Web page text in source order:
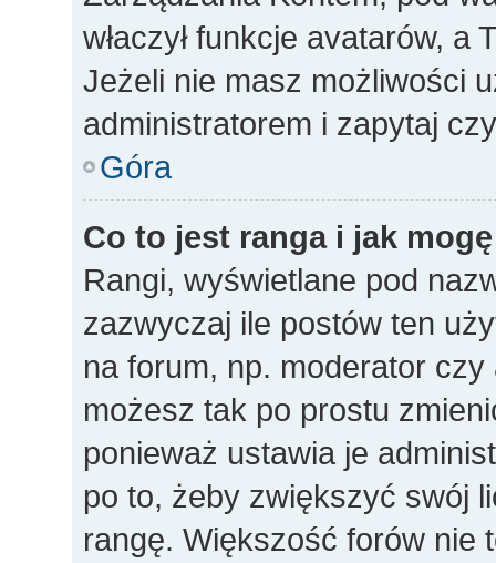
właczył funkcje avatarów,
Jeżeli nie masz możliwości
administratorem i zapytaj
Góra
Co to jest ranga i jak
Rangi, wyświetlane pod
zazwyczaj ile postów ten
na forum, np. moderator
możesz tak po prostu
ponieważ ustawia je
po to, żeby zwiększyć swój
rangę. Większość forów nie